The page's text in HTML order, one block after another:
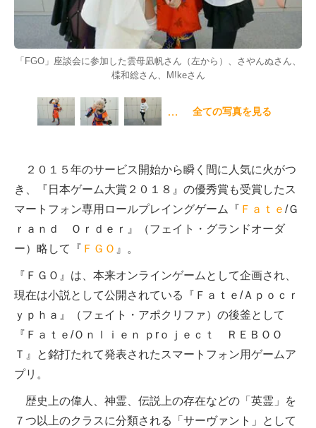
「FGO」座談会に参加した雲母凪帆さん（左から）、さやんぬさん、
楪和総さん、M!keさん
… 全ての写真を見る
２０１５年のサービス開始から瞬く間に人気に火がつ
き、『日本ゲーム大賞２０１８』の優秀賞も受賞したス
マートフォン専用ロールプレイングゲーム『 Ｆａｔｅ /Ｇ
ｒａｎｄ Ｏｒｄｅｒ』（フェイト・グランドオーダ
ー）略して『 ＦＧＯ 』。
『ＦＧＯ』は、本来オンラインゲームとして企画され、
現在は小説として公開されている『Ｆａｔｅ/Ａｐｏｃｒ
ｙｐｈａ』（フェイト・アポクリファ）の後釜として
『Ｆａｔｅ/Ｏｎｌｉｅｎ ｐrｏｊｅｃｔ ＲＥＢＯＯ
Ｔ』と銘打たれて発表されたスマートフォン用ゲームア
プリ。
歴史上の偉人、神霊、伝説上の存在などの「英霊」を
７つ以上のクラスに分類される「サーヴァント」として